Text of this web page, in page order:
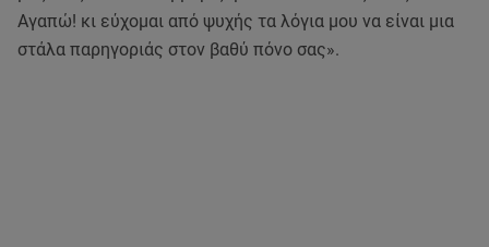
Αγαπώ! κι εύχομαι από ψυχής τα λόγια μου να είναι μια
στάλα παρηγοριάς στον βαθύ πόνο σας».